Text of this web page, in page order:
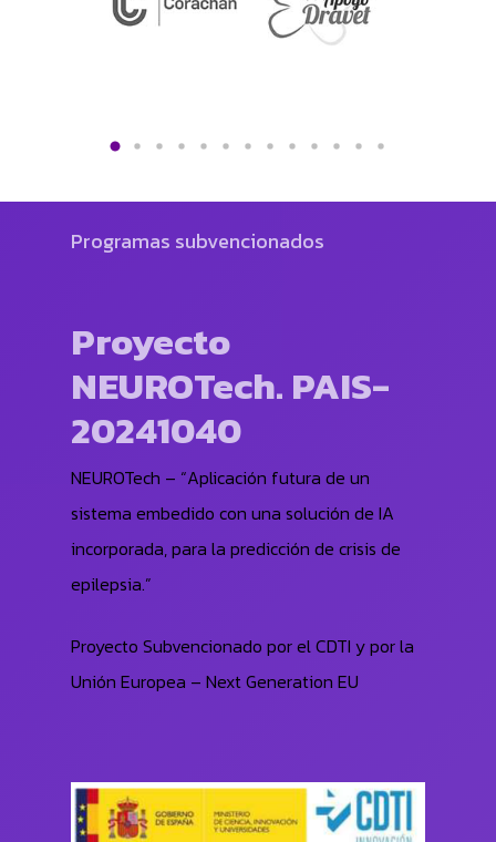
Programas subvencionados
Proyecto
NEUROTech. PAIS-
20241040
NEUROTech – “Aplicación futura de un
sistema embedido con una solución de IA
incorporada, para la predicción de crisis de
epilepsia.”
Proyecto Subvencionado por el CDTI y por la
Unión Europea – Next Generation EU